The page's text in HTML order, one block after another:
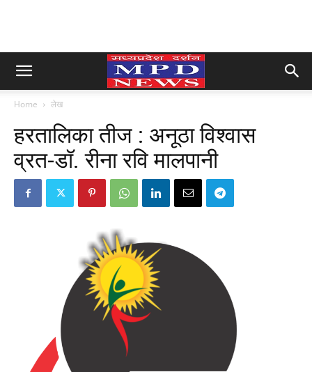
Home लेख
हरतालिका तीज : अनूठा विश्वास
व्रत-डॉ. रीना रवि मालपानी